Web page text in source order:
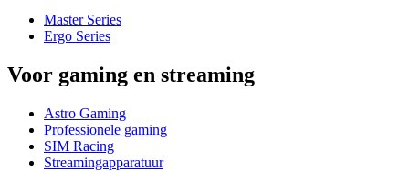
Master Series
Ergo Series
Voor gaming en streaming
Astro Gaming
Professionele gaming
SIM Racing
Streamingapparatuur